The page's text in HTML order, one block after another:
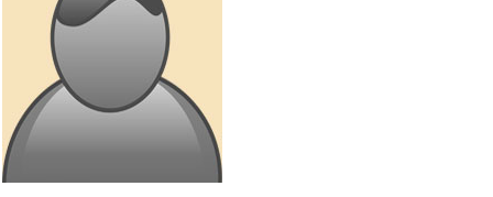
PEER
INTERREG